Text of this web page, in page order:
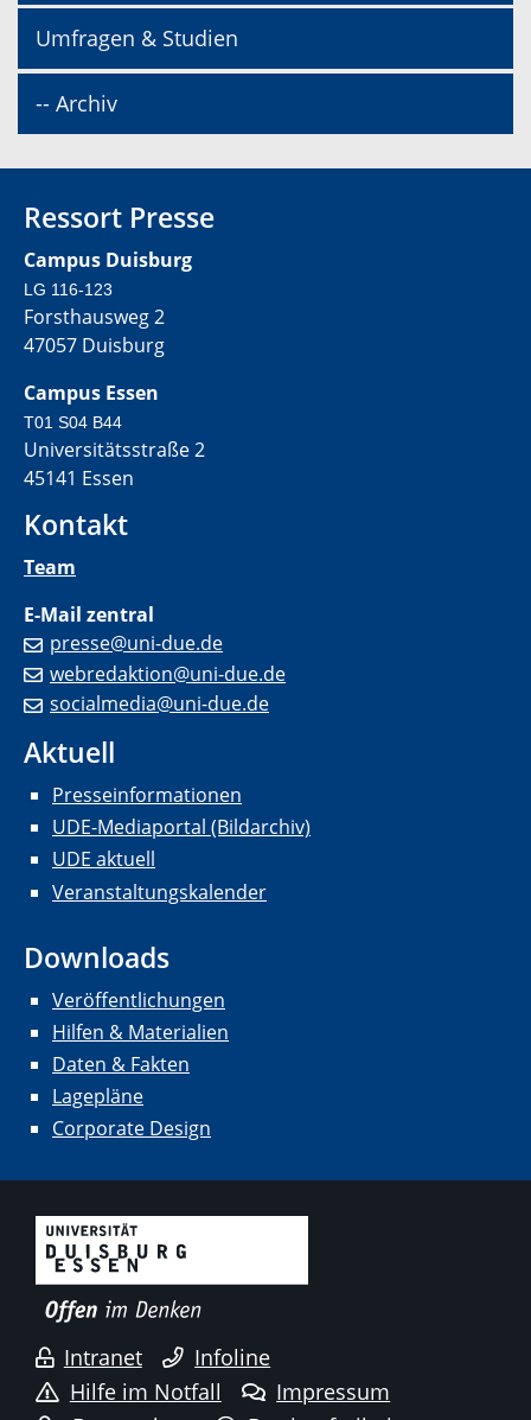
Umfragen & Studien
-- Archiv
Ressort Presse
Campus Duisburg
LG 116-123
Forsthausweg 2
47057 Duisburg
Campus Essen
T01 S04 B44
Universitätsstraße 2
45141 Essen
Kontakt
Team
E-Mail zentral
presse@uni-due.de
webredaktion@uni-due.de
socialmedia@uni-due.de
Aktuell
Presseinformationen
UDE-Mediaportal (Bildarchiv)
UDE aktuell
Veranstaltungskalender
Downloads
Veröffentlichungen
Hilfen & Materialien
Daten & Fakten
Lagepläne
Corporate Design
Intranet
Infoline
Hilfe im Notfall
Impressum